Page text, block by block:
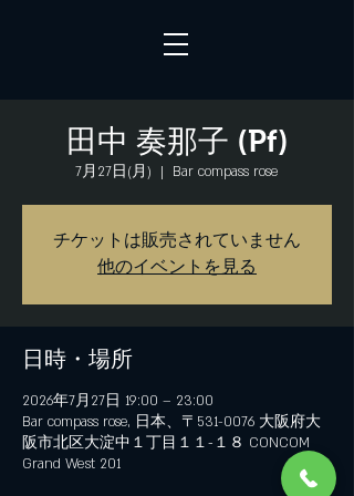
田中 奏那子 (Pf)
7月27日(月)
  |
Bar compass rose
チケットは販売されていません
他のイベントを見る
日時・場所
2026年7月27日 19:00 – 23:00
Bar compass rose, 日本、〒531-0076 大阪府大
阪市北区大淀中１丁目１１−１８ CONCOM
Grand West 201